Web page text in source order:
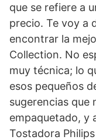
que se refiere a
precio. Te voy a
encontrar la
Collection. No
muy técnica; lo
esos pequeños
sugerencias que
empaquetado, y
Tostadora